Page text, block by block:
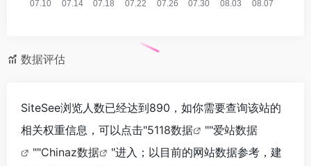
数据评估
SiteSee浏览人数已经达到890，如你需要查询该站的
相关权重信息，可以点击"5118数据 ""爱站数据
""Chinaz数据
"进入；以目前的网站数据参考，建